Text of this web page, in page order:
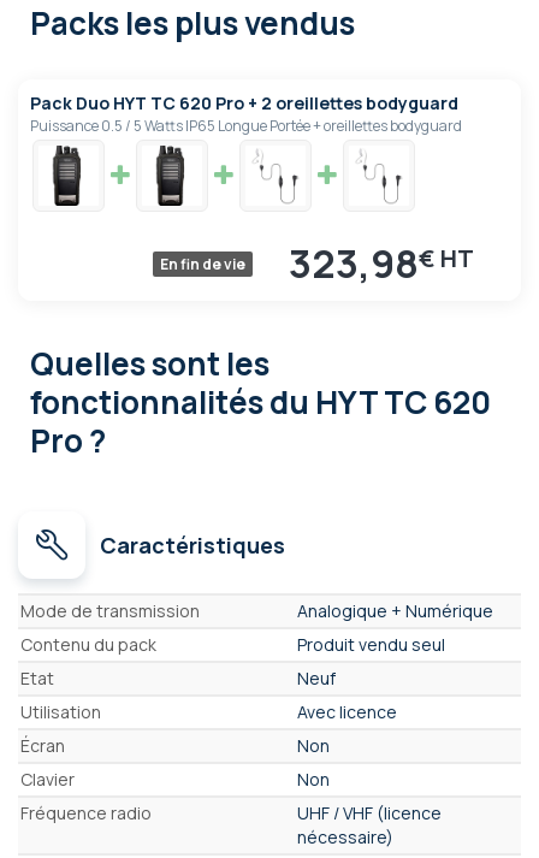
Packs les plus vendus
Pack Duo HYT TC 620 Pro + 2 oreillettes bodyguard
Puissance 0.5 / 5 Watts IP65 Longue Portée + oreillettes bodyguard
En fin de vie 323,98€
Quelles sont les
fonctionnalitésdu HYT TC 620
Pro ?
Caractéristiques
Caractéristiques
Mode de transmission
Analogique + Numérique
Contenu du pack
Produit vendu seul
Etat
Neuf
Utilisation
Avec licence
Écran
Non
Clavier
Non
Fréquence radio
UHF / VHF (licence
nécessaire)